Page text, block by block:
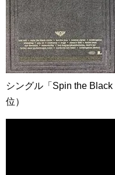
シングル「Spin the
位）